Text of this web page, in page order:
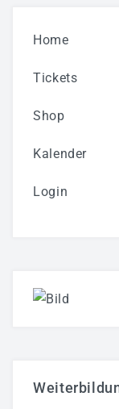
Home
Tickets
Shop
Kalender
Login